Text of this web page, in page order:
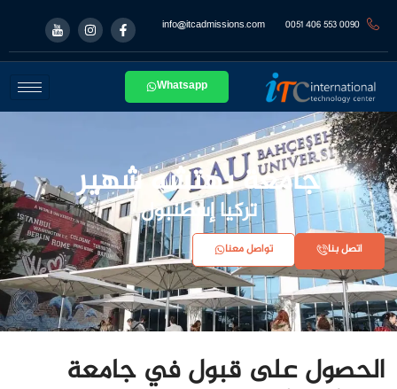
0090 553 406 0051
info@itcadmissions.com
Whatsapp
جامعة بهتشه شهير
تركيا إسطنبول
اتصل بنا تواصل معنا
الحصول على قبول في جامعة